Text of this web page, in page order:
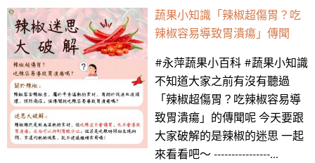
蔬果小知識「辣椒超傷胃？吃
辣椒容易導致胃潰瘍」傳聞
#永萍蔬果小百科 #蔬果小知識
不知道大家之前有沒有聽過
「辣椒超傷胃？吃辣椒容易導
致胃潰瘍」的傳聞呢 今天要跟
大家破解的是辣椒的迷思 一起
來看看吧～ ----------------...